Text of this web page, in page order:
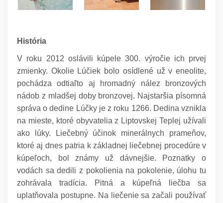
História
V roku 2012 oslávili kúpele 300. výročie ich prvej
zmienky. Okolie Lúčiek bolo osídlené už v eneolite,
pochádzaodtiaľto aj hromadný nález bronzových
nádob z mladšej doby bronzovej. Najstaršia písomná
správa o dedine Lúčky je z roku 1266. Dedina vznikla
na mieste, ktoré obyvatelia z Liptovskej Teplej užívali
ako lúky.
Liečebný účinok minerálnych prameňov,
ktoré aj dnes patria k základnej liečebnej procedúre v
kúpeľoch, bol známy už dávnejšie. Poznatky o
vodách sa dedili z pokolienia na pokolenie, úlohu tu
zohrávala tradícia. Pitná a kúpeľná liečba sa
uplatňovala postupne. Na liečenie sa začali používať